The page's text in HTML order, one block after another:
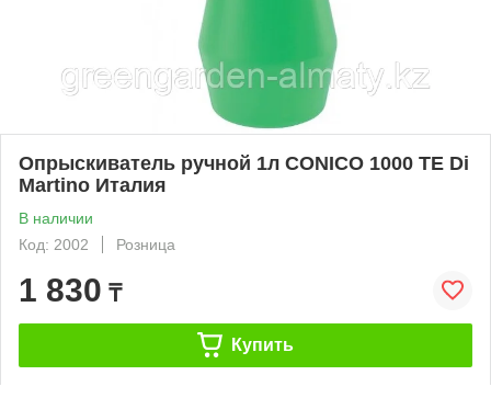
Опрыскиватель ручной 1л CONICO 1000 TE Di
Martino Италия
В наличии
Код: 2002
Розница
1 830 ₸
Купить